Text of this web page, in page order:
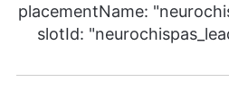
placementName:
slotId: